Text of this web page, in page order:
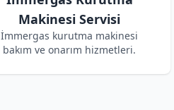
Makinesi Servisi
İmmergas kurutma makinesi
bakım ve onarım hizmetleri.